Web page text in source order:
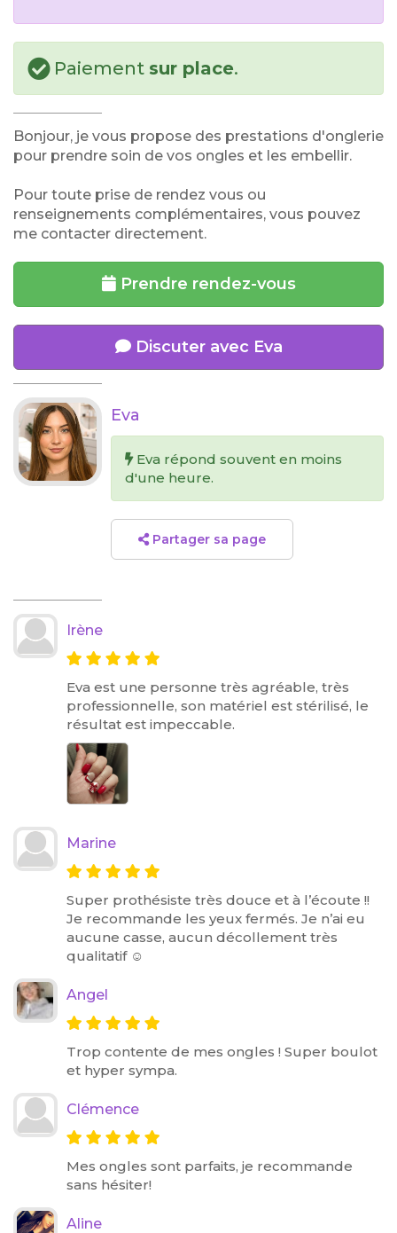
Paiement sur place.
Bonjour, je vous propose des prestations d'onglerie
pour prendre soin de vos ongles et les embellir.
Pour toute prise de rendez vous ou
renseignements complémentaires, vous pouvez
me contacter directement.
Prendre rendez-vous
Discuter avec Eva
Eva
Eva répond souvent en moins
d'une heure.
Partager sa page
Irène
Eva est une personne très agréable, très
professionnelle, son matériel est stérilisé, le
résultat est impeccable.
Marine
Super prothésiste très douce et à l’écoute !!
Je recommande les yeux fermés. Je n’ai eu
aucune casse, aucun décollement très
qualitatif ☺️
Angel
Trop contente de mes ongles ! Super boulot
et hyper sympa.
Clémence
Mes ongles sont parfaits, je recommande
sans hésiter!
Aline